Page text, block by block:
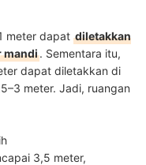
meter dapat diletakkan
mandi. Sementara itu,
dapat diletakkan di
meter. Jadi, ruangan
3,5 meter,